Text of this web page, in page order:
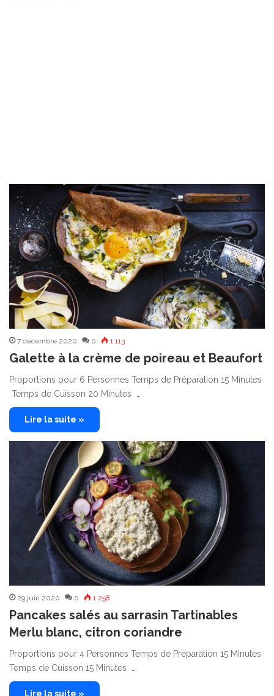
7 décembre 2020 0 1 113
Galette à la crème de poireau et Beaufort
Proportions pour 6 Personnes Temps de Préparation 15 Minutes
Temps de Cuisson 20 Minutes …
Lire la suite »
29 juin 2020 0 1 258
Pancakes salés au sarrasin Tartinables
Merlu blanc, citron coriandre
Proportions pour 4 Personnes Temps de Préparation 15 Minutes
Temps de Cuisson 15 Minutes …
Lire la suite »